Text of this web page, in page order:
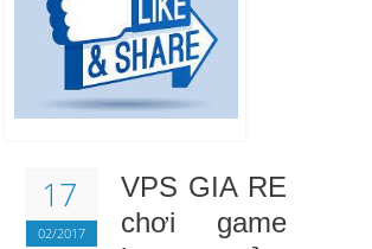
17
02/2017
VPS GIA RE
chơi game